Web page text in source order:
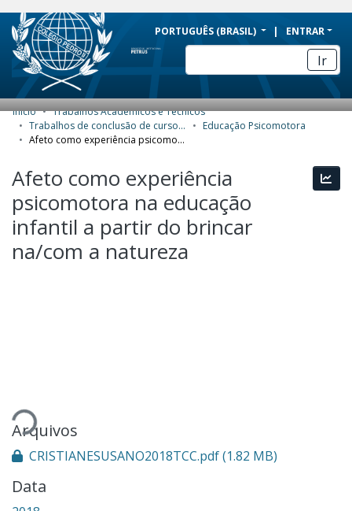
BRAZIL
Simplifique!
Comunica BR
Participe
Acesso à informação
Canais
PORTUGUÊS (BRASIL) ENTRAR
Ir
COMUNIDADES E COLEÇÕES
ESTATÍSTICAS
SOBRE
Início
Trabalhos Acadêmicos e Técnicos
Trabalhos de conclusão de curso de Especialização
Educação Psicomotora
Afeto como experiência psicomotora na educação infantil a partir do brincar na/com a natureza
Afeto como experiência
psicomotora na educação
infantil a partir do brincar
na/com a natureza
Carregando...
Arquivos
CRISTIANESUSANO2018TCC.pdf(1.82 MB)
Data